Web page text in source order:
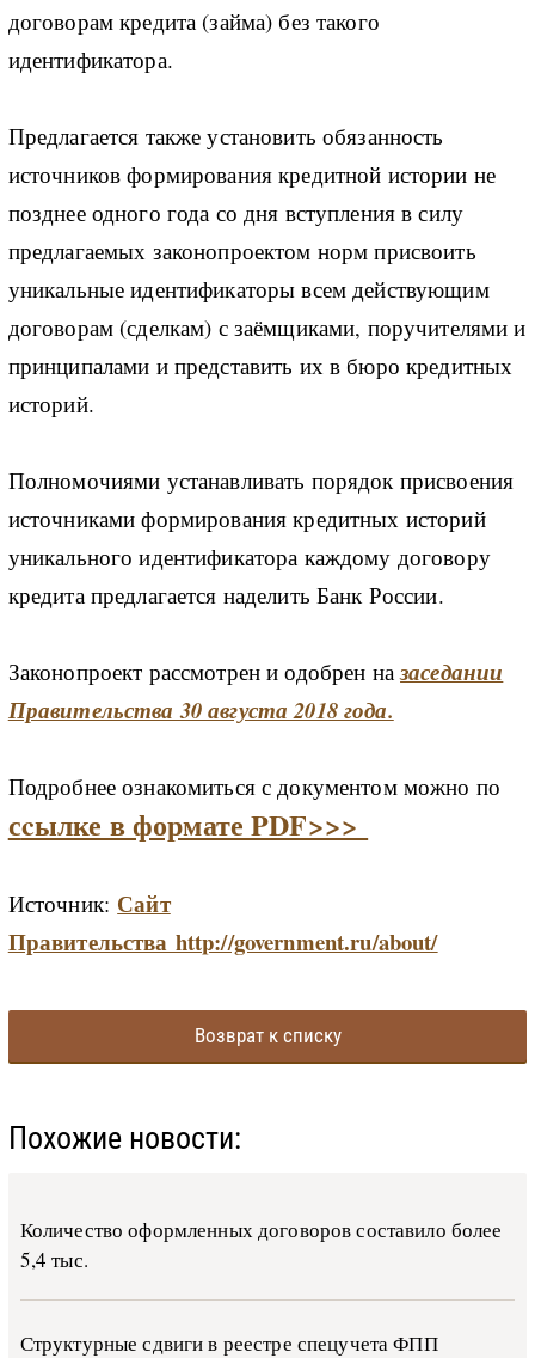
договорам кредита (займа) без такого
идентификатора.
Предлагается также установить обязанность
источников формирования кредитной истории не
позднее одного года со дня вступления в силу
предлагаемых законопроектом норм присвоить
уникальные идентификаторы всем действующим
договорам (сделкам) с заёмщиками, поручителями и
принципалами и представить их в бюро кредитных
историй.
Полномочиями устанавливать порядок присвоения
источниками формирования кредитных историй
уникального идентификатора каждому договору
кредита предлагается наделить Банк России.
Законопроект рассмотрен и одобрен назаседании
Правительства 30 августа 2018 года.
Подробнее ознакомиться с документом можно по
сcылке в формате PDF>>>
Источник: Сайт
Правительства http://government.ru/about/
Возврат к списку
Похожие новости:
Количество оформленных договоров составило более
5,4 тыс.
Структурные сдвиги в реестре спецучета ФПП